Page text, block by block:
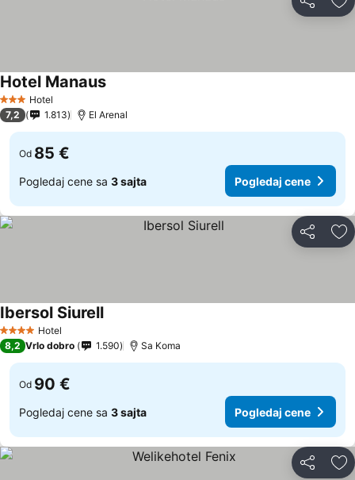
Deli
3 Zvezdice
Hotel
Hotel Manaus
7,2 1.813 El Arenal
Od 85 €
Pogledaj cene sa 3 sajta Pogledaj cene
Deli
4 ZvezdiceHotel
Ibersol Siurell
8,2 Vrlo dobro 1.590 Sa Koma
Od 90 €
Pogledaj cene sa 3 sajta Pogledaj cene
Deli